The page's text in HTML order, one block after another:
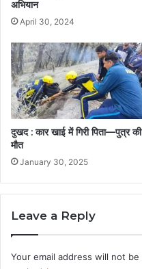
अभियान
April 30, 2024
दुखद : कार खाई में गिरी पिता—पुत्र की
मौत
January 30, 2025
Leave a Reply
Your email address will not be